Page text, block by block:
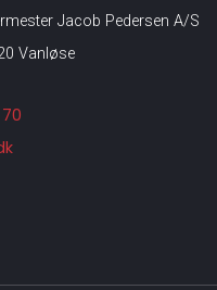
Jacob Pedersen A/S
Vanløse